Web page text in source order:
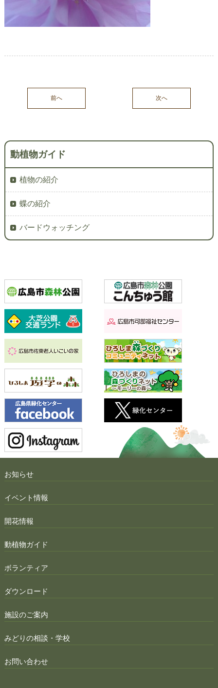
前へ 次へ
動植物ガイド
植物の紹介
蝶の紹介
バードウォッチング
お知らせ
イベント情報
開花情報
動植物ガイド
ボランティア
ダウンロード
施設のご案内
みどりの相談・学校
お問い合わせ